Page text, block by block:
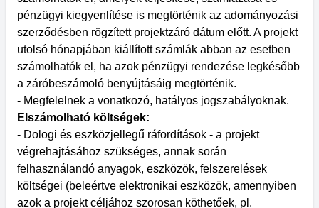
pénzügyi kiegyenlítése is megtörténik az adományozási
szerződésben rögzített projektzáró dátum előtt. A projekt
utolsó hónapjában kiállított számlák abban az esetben
számolhatók el, ha azok pénzügyi rendezése legkésőbb
a záróbeszámoló benyújtásáig megtörténik.
- Megfelelnek a vonatkozó, hatályos jogszabályoknak.
Elszámolható költségek:
- Dologi és eszközjellegű ráfordítások - a projekt
végrehajtásához szükséges, annak során
felhasználandó anyagok, eszközök, felszerelések
költségei (beleértve elektronikai eszközök, amennyiben
azok a projekt céljához szorosan köthetőek, pl.